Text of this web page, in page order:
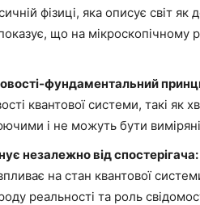
фізиці, яка описує світ
що на мікроскопічному
фундаментальний
квантової системи, такі як
і не можуть бути
незалежно від спостерігача:
на стан квантової
реальності та роль